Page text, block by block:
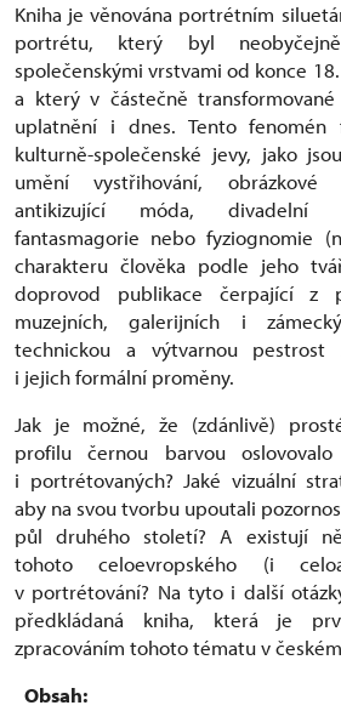
Kniha je věnována portrétním
portrétu, který byl
společenskými vrstvami od konce
a který v částečně
uplatnění i dnes. Tento fenomén
kulturně-společenské jevy, jako
umění vystřihování, obrázkové
antikizující móda, divadelní
fantasmagorie nebo fyziognomie
charakteru člověka podle jeho
doprovod publikace čerpající z
muzejních, galerijních i
technickou a výtvarnou pestrost
i jejich formální proměny.
Jak je možné, že (zdánlivě)
profilu černou barvou
i portrétovaných? Jaké vizuální
aby na svou tvorbu upoutali
půl druhého století? A existují
tohoto celoevropského (i
v portrétování? Na tyto i další
předkládaná kniha, která je
zpracováním tohoto tématu v
Obsah: